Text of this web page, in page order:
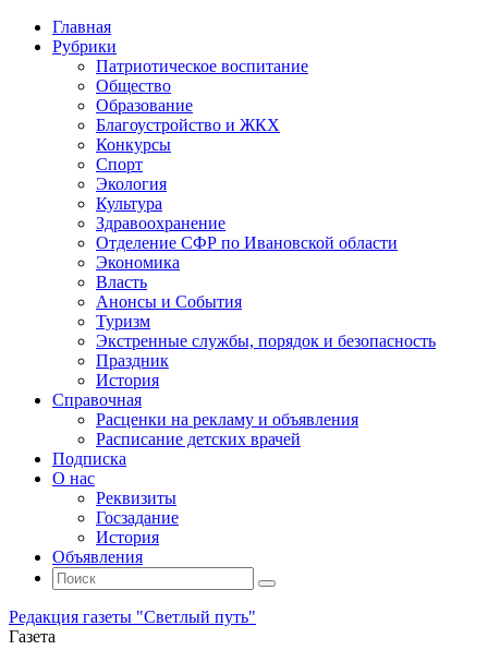
Главная
Рубрики
Патриотическое воспитание
Общество
Образование
Благоустройство и ЖКХ
Конкурсы
Спорт
Экология
Культура
Здравоохранение
Отделение СФР по Ивановской области
Экономика
Власть
Анонсы и События
Туризм
Экстренные службы, порядок и безопасность
Праздник
История
Справочная
Расценки на рекламу и объявления
Расписание детских врачей
Подписка
О нас
Реквизиты
Госзадание
История
Объявления
Поиск
Искать:
Поиск
Редакция газеты "Светлый путь"
Газета